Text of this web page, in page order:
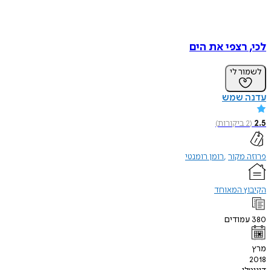
לכי, רצפי את הים
לשמור לי
עדנה שמש
2.5
(
2ביקורות)
פרוזה מקור רומן רומנטי
הקיבוץ המאוחד
380 עמודים
מרץ
2018